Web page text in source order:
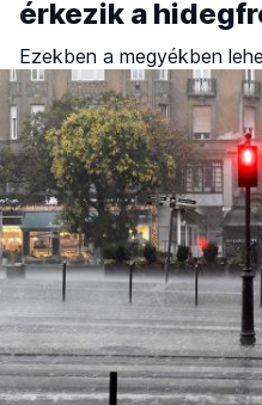
érkezik a
Ezekben a megyékben